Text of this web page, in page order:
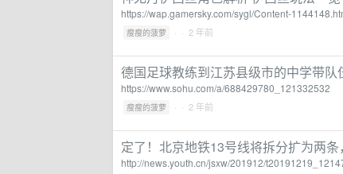
https://wap.gamersky.com/sygl/Content-
瘦瘦的菠萝 · · 2 年前
德国足球教练到江苏县级市的中学带
https://www.sohu.com/a/688429780_121332532
瘦瘦的菠萝 · · 2 年前
定了！北京地铁13号线将拆分扩为两
http://news.youth.cn/jsxw/201912/